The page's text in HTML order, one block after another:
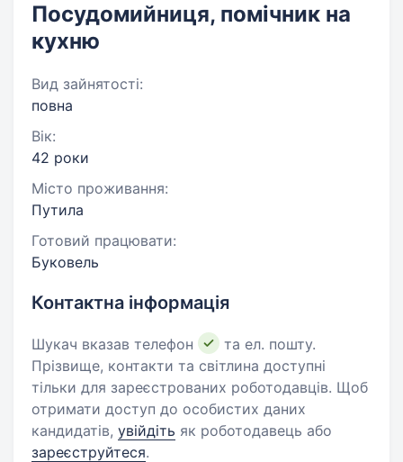
Посудомийниця, помічник на
кухню
Вид зайнятості:
повна
Вік:
42 роки
Місто проживання:
Путила
Готовий працювати:
Буковель
Контактна інформація
Шукач вказав телефон
та ел. пошту.
Прізвище, контакти та світлина доступні
тільки для зареєстрованих роботодавців. Щоб
отримати доступ до особистих даних
кандидатів, увійдіть як роботодавець або
зареєструйтеся.